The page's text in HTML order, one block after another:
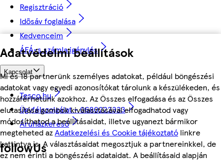
Adatvédelmi beállítások
Mi és 18 partnerünk személyes adatokat, például böngészési
adatokat vagy egyedi azonosítókat tárolunk a készülékeden, és
hozzáférhetünk azokhoz. Az Összes elfogadása és az Összes
elutasítása gombok kiválasztásával elfogadhatod vagy
módosíthatod a beállításaidat, illetve ugyanezt bármikor
megteheted azAdatkezelési és Cookie tájékoztató linkre
kattintva is. A választásaidat megosztjuk a partnereinkkel, de
ez nem érinti a böngészési adataidat. A beállításaid alapján
Regisztráció
Idősáv foglalása
Kedvenceim
ÁFÁ-s számla igénylés
Kapcsolat
Tesco.hu
Ügyfélszolgálat - 0680222333
Áruházkereső
followUs